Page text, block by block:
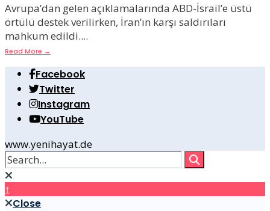
Avrupa’dan gelen açıklamalarında ABD-İsrail’e üstü
örtülü destek verilirken, İran’ın karşı saldırıları
mahkum edildi....
Read More →
Facebook
Twitter
Instagram
YouTube
www.yenihayat.de
↑
Close